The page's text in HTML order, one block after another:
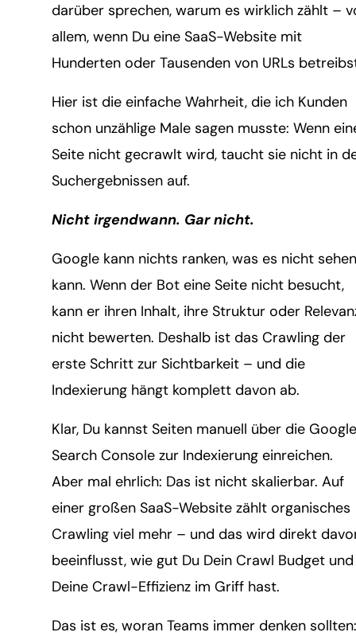
darüber sprechen, warum es wirklich zählt –
allem, wenn Du eine SaaS-Website mit
Hunderten oder Tausenden von URLs
Hier ist die einfache Wahrheit, die ich Kunden
schon unzählige Male sagen musste: Wenn
Seite nicht gecrawlt wird, taucht sie nicht in
Suchergebnissen auf.
Nicht irgendwann. Gar nicht.
Google kann nichts ranken, was es nicht sehen
kann. Wenn der Bot eine Seite nicht besucht,
kann er ihren Inhalt, ihre Struktur oder
nicht bewerten. Deshalb ist das Crawling der
erste Schritt zur Sichtbarkeit – und die
Indexierung hängt komplett davon ab.
Klar, Du kannst Seiten manuell über die Google
Search Console zur Indexierung einreichen.
Aber mal ehrlich: Das ist nicht skalierbar. Auf
einer großen SaaS-Website zählt organisches
Crawling viel mehr – und das wird direkt
beeinflusst, wie gut Du Dein Crawl Budget und
Deine Crawl-Effizienz im Griff hast.
Das ist es, woran Teams immer denken sollten: